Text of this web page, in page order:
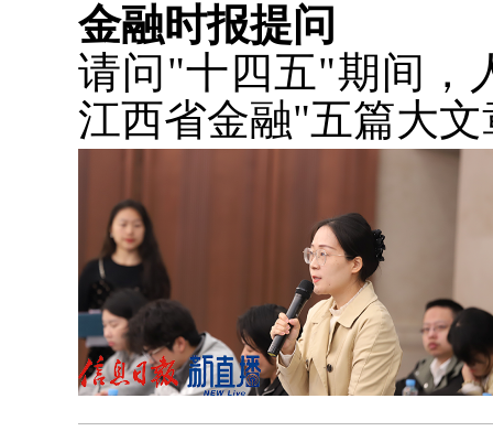
金融时报提问
请问"十四五"期间，
江西省金融"五篇大